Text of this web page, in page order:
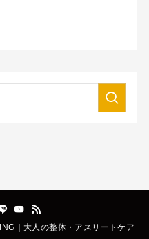
｜大人の整体・アスリートケア